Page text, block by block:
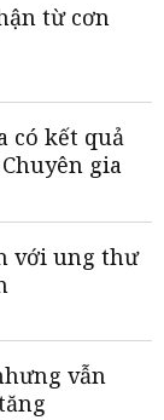
từ cơn
có kết quả
gia
với ung thư
vẫn